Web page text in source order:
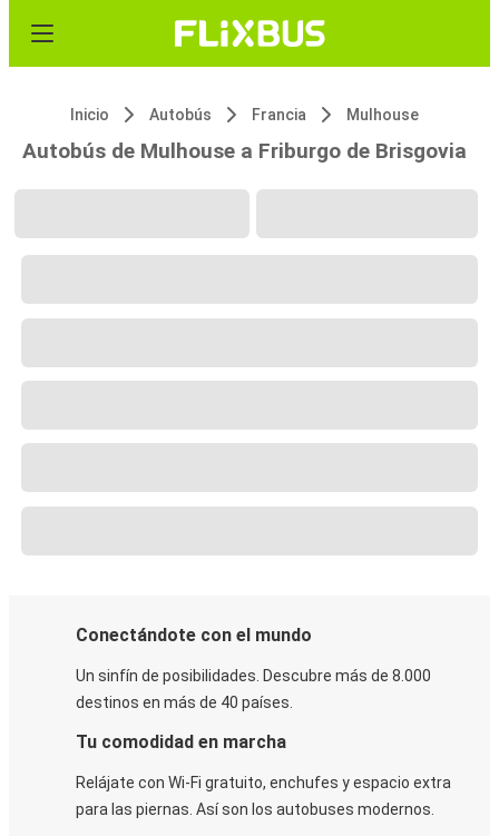
Inicio Autobús Francia Mulhouse
Autobús de Mulhouse a Friburgo de Brisgovia
Conectándote con el mundo
Un sinfín de posibilidades. Descubre más de 8.000
destinos en más de 40 países.
Tu comodidad en marcha
Relájate con Wi-Fi gratuito, enchufes y espacio extra
para las piernas. Así son los autobuses modernos.